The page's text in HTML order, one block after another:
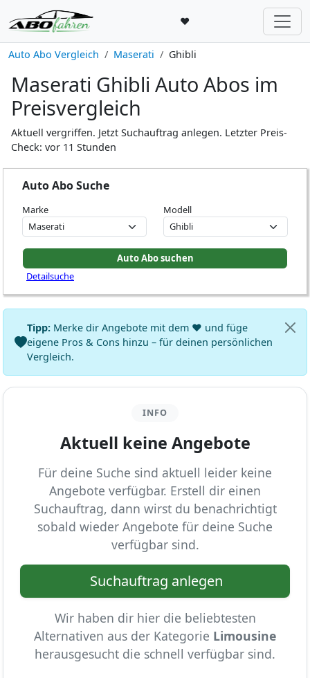
♥
Auto Abo Vergleich Maserati Ghibli
Maserati Ghibli Auto Abos im
Preisvergleich
Aktuell vergriffen. Jetzt Suchauftrag anlegen. Letzter Preis-
Check: vor 11 Stunden
Auto Abo Suche
Marke Modell
Detailsuche
Tipp: Merke dir Angebote mit dem ♥ und füge
eigene Pros & Cons hinzu – für deinen persönlichen
Vergleich.
INFO
Aktuell keine Angebote
Für deine Suche sind aktuell leider keine
Angebote verfügbar. Erstell dir einen
Suchauftrag, dann wirst du benachrichtigt
sobald wieder Angebote für deine Suche
verfügbar sind.
Suchauftrag anlegen
Wir haben dir hier die beliebtesten
Alternativen aus der Kategorie Limousine
herausgesucht die schnell verfügbar sind.